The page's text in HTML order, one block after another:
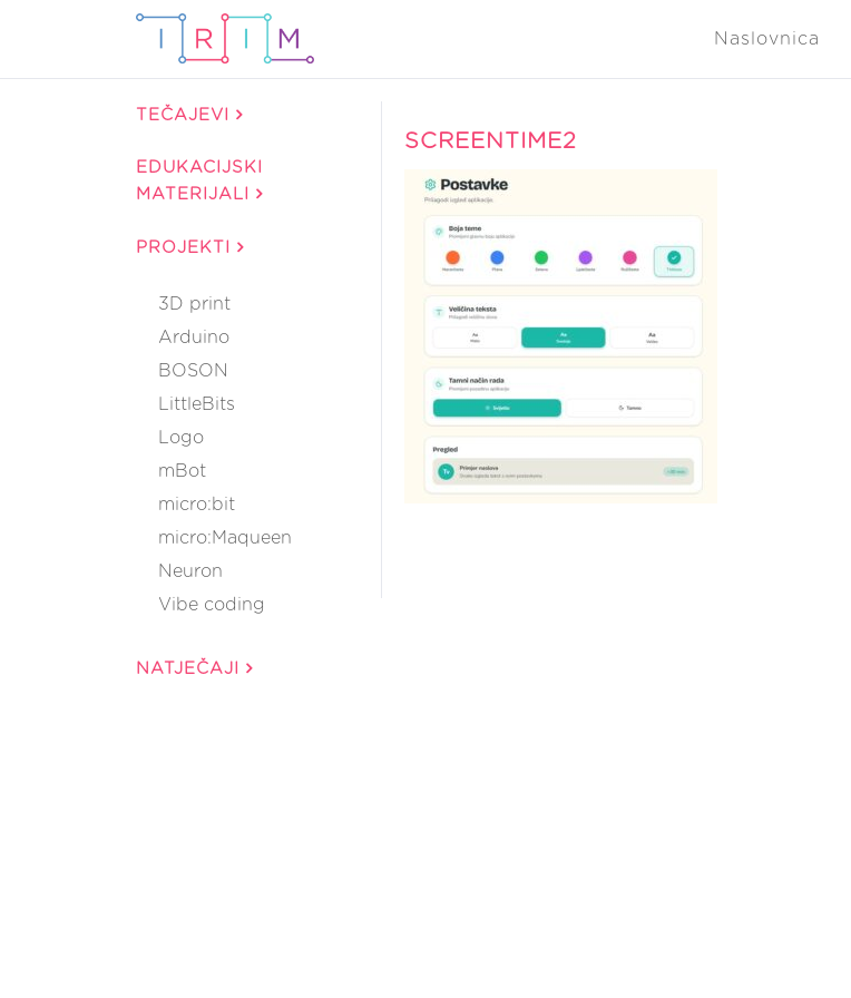
Naslovnica
TEČAJEVI
EDUKACIJSKI
MATERIJALI
PROJEKTI
3D print
Arduino
BOSON
LittleBits
Logo
mBot
micro:bit
micro:Maqueen
Neuron
Vibe coding
NATJEČAJI
SCREENTIME2